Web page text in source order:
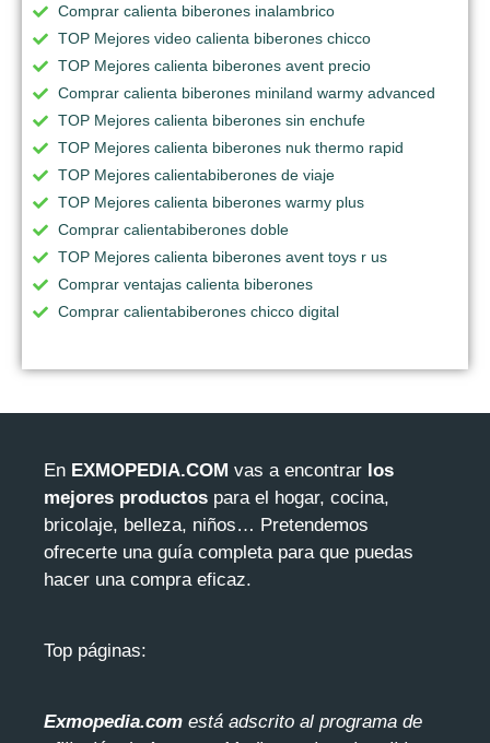
Comprar calienta biberones inalambrico
TOP Mejores video calienta biberones chicco
TOP Mejores calienta biberones avent precio
Comprar calienta biberones miniland warmy advanced
TOP Mejores calienta biberones sin enchufe
TOP Mejores calienta biberones nuk thermo rapid
TOP Mejores calientabiberones de viaje
TOP Mejores calienta biberones warmy plus
Comprar calientabiberones doble
TOP Mejores calienta biberones avent toys r us
Comprar ventajas calienta biberones
Comprar calientabiberones chicco digital
En EXMOPEDIA.COM vas a encontrar los
mejores productos para el hogar, cocina,
bricolaje, belleza, niños… Pretendemos
ofrecerte una guía completa para que puedas
hacer una compra eficaz.
Top páginas:
Exmopedia.com está adscrito al programa de